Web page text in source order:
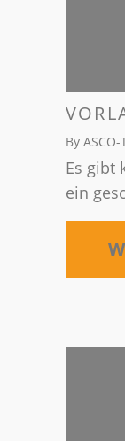
By
Es gibt
ein